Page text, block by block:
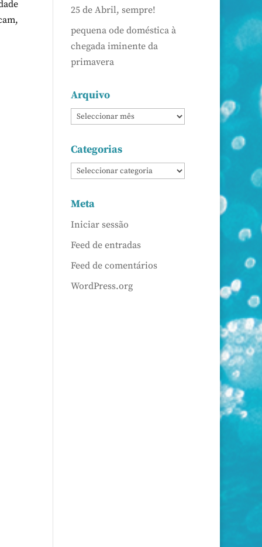
25 de Abril, sempre!
pequena ode doméstica à
chegada iminente da
primavera
Arquivo
Categorias
Meta
Iniciar sessão
Feed de entradas
Feed de comentários
WordPress.org